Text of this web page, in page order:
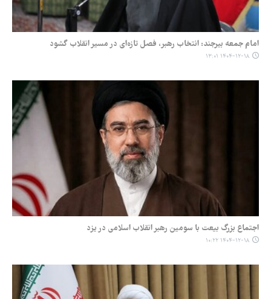
امام جمعه بیرجند: انتخاب رهبر، فصل تازه‌ای در مسیر انقلاب گشود
۱۴۰۴-۱۲-۱۸ ۱۳:۰۱
اجتماع بزرگ بیعت با سومین رهبر انقلاب اسلامی در یزد
۱۴۰۴-۱۲-۱۸ ۱۰:۲۲